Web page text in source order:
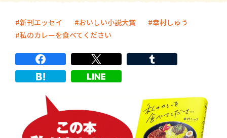
新刊エッセイ おいしい小説大賞
幸村しゅう
私のカレーを食べてください